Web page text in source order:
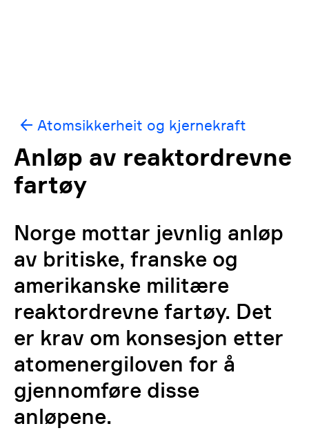
Atomsikkerheit og kjernekraft
Anløp av reaktordrevne
fartøy
Norge mottar jevnlig anløp
av britiske, franske og
amerikanske militære
reaktordrevne fartøy. Det
er krav om konsesjon etter
atomenergiloven for å
gjennomføre disse
anløpene.